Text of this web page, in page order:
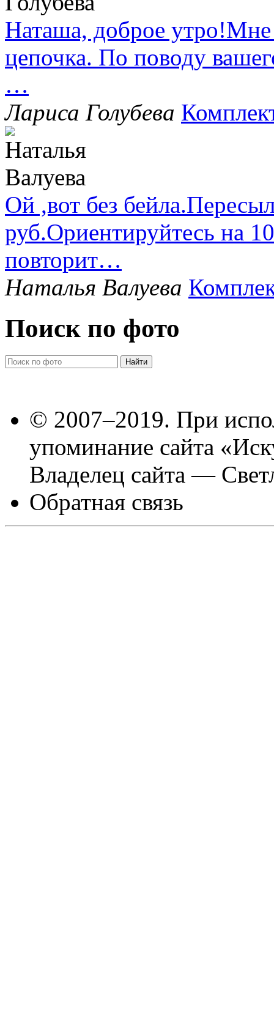
Наташа, доброе утро!Мне
цепочка. По поводу
…
Лариса Голубева
Ой ,вот без
руб.Ориентируйтесь на
повторит…
Наталья Валуева
Поиск по фото
© 2007–2019. При
упоминание сайта
Владелец сайта —
Обратная связь